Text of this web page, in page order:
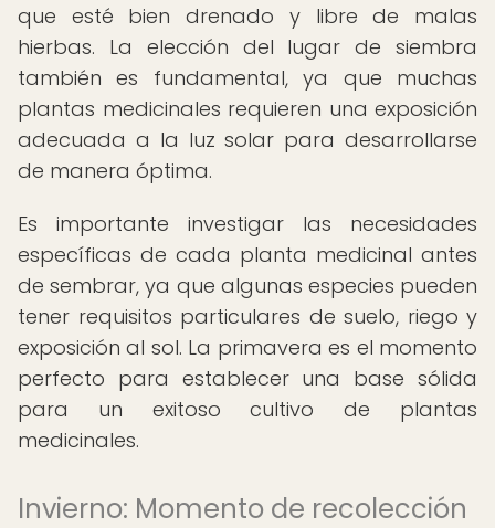
que esté bien drenado y libre de malas
hierbas. La elección del lugar de siembra
también es fundamental, ya que muchas
plantas medicinales requieren una exposición
adecuada a la luz solar para desarrollarse
de manera óptima.
Es importante investigar las necesidades
específicas de cada planta medicinal antes
de sembrar, ya que algunas especies pueden
tener requisitos particulares de suelo, riego y
exposición al sol. La primavera es el momento
perfecto para establecer una base sólida
para un exitoso cultivo de plantas
medicinales.
Invierno: Momento de recolección